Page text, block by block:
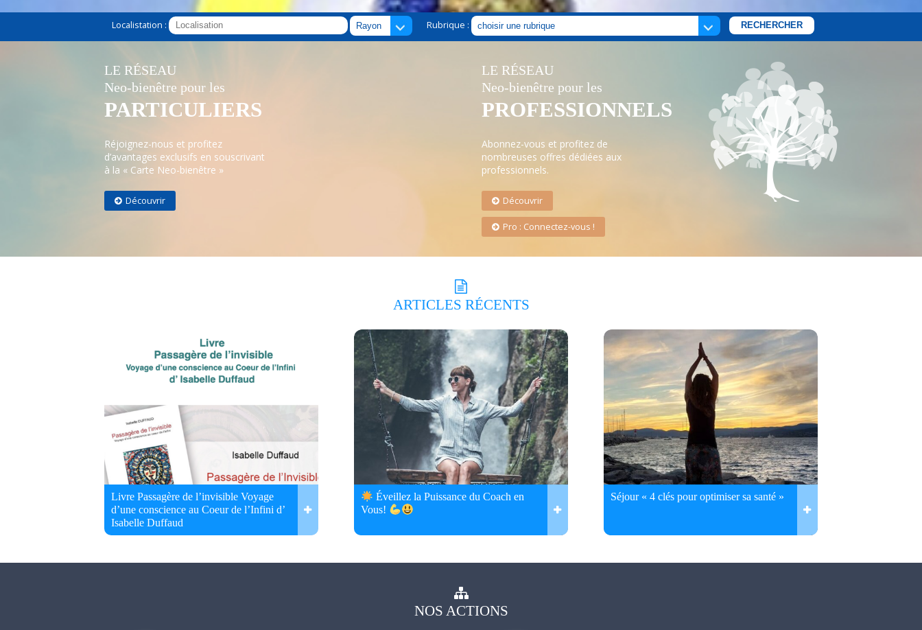
Localistation : Rubrique :
LE RÉSEAU
Neo-bienêtre pour les
PARTICULIERS
Réjoignez-nous et profitez
d’avantages exclusifs en souscrivant
à la « Carte Neo-bienêtre »
Découvrir
LE RÉSEAU
Neo-bienêtre pour les
PROFESSIONNELS
Abonnez-vous et profitez de
nombreuses offres dédiées aux
professionnels.
Découvrir
Pro : Connectez-vous !
ARTICLES RÉCENTS
Livre Passagère de l’invisible Voyage
d’une conscience au Coeur de l’Infini d’
Isabelle Duffaud
Éveillez la Puissance du Coach en
Vous!
Séjour « 4 clés pour optimiser sa santé »
NOS ACTIONS